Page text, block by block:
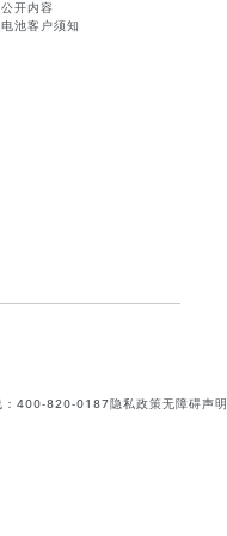
开内容
池客户须知
：400-820-0187隐私政策无障碍声明